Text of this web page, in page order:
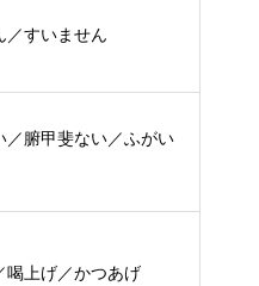
すいません
／腑甲斐ない／ふがい
喝上げ／かつあげ